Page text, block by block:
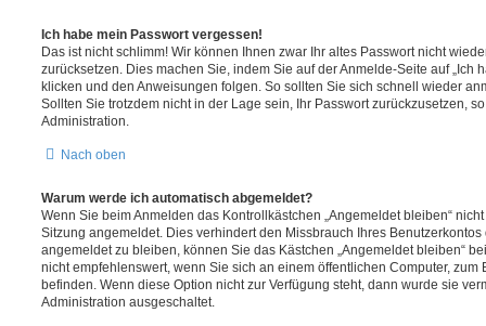
Ich habe mein Passwort vergessen!
Das ist nicht schlimm! Wir können Ihnen zwar Ihr altes Passwort nicht
zurücksetzen. Dies machen Sie, indem Sie auf der Anmelde-Seite auf „Ich
klicken und den Anweisungen folgen. So sollten Sie sich schnell wieder
Sollten Sie trotzdem nicht in der Lage sein, Ihr Passwort zurückzusetzen,
Administration.
Nach oben
Warum werde ich automatisch abgemeldet?
Wenn Sie beim Anmelden das Kontrollkästchen „Angemeldet bleiben“
Sitzung angemeldet. Dies verhindert den Missbrauch Ihres
angemeldet zu bleiben, können Sie das Kästchen „Angemeldet bleiben“
nicht empfehlenswert, wenn Sie sich an einem öffentlichen Computer, zum
befinden. Wenn diese Option nicht zur Verfügung steht, dann wurde sie
Administration ausgeschaltet.